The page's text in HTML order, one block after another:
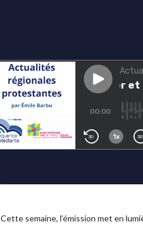
Cette semaine, l’émission met en